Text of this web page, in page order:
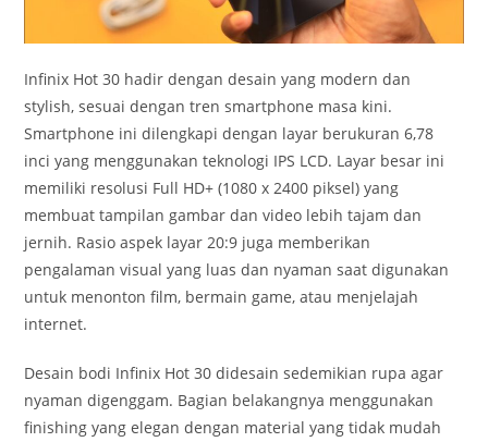
Infinix Hot 30 hadir dengan desain yang modern dan
stylish, sesuai dengan tren smartphone masa kini.
Smartphone ini dilengkapi dengan layar berukuran 6,78
inci yang menggunakan teknologi IPS LCD. Layar besar ini
memiliki resolusi Full HD+ (1080 x 2400 piksel) yang
membuat tampilan gambar dan video lebih tajam dan
jernih. Rasio aspek layar 20:9 juga memberikan
pengalaman visual yang luas dan nyaman saat digunakan
untuk menonton film, bermain game, atau menjelajah
internet.
Desain bodi Infinix Hot 30 didesain sedemikian rupa agar
nyaman digenggam. Bagian belakangnya menggunakan
finishing yang elegan dengan material yang tidak mudah